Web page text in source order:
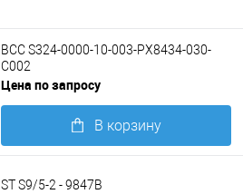
BCC S324-0000-10-003-PX8434-030-
C002
Цена по запросу
В корзину
ST S9/5-2 - 9847B